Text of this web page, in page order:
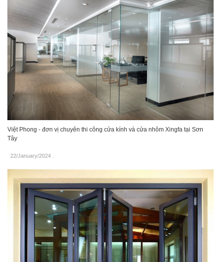
Việt Phong - đơn vị chuyên thi công cửa kính và cửa nhôm Xingfa tại Sơn
Tây
22/January/2024